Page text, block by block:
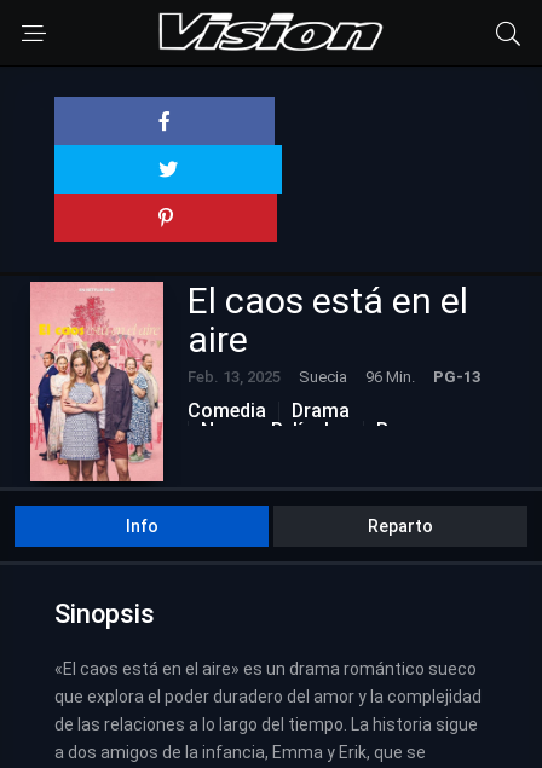
El caos está en el
aire
Feb. 13, 2025 Suecia 96 Min. PG-13
Comedia
Drama
Nuevas Películas
Romance
Info Reparto
Sinopsis
«El caos está en el aire» es un drama romántico sueco
que explora el poder duradero del amor y la complejidad
de las relaciones a lo largo del tiempo. La historia sigue
a dos amigos de la infancia, Emma y Erik, que se